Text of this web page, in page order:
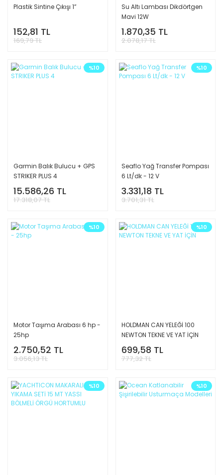
Plastik Sintine Çıkışı 1”
152,81 TL
169,79 TL
Su Altı Lambası Dikdörtgen
Mavi 12W
1.870,35 TL
2.078,17 TL
%10
Garmin Balık Bulucu + GPS
STRIKER PLUS 4
15.586,26 TL
17.318,07 TL
%10
Seaflo Yağ Transfer Pompası
6 Lt/dk - 12 V
3.331,18 TL
3.701,31 TL
%10
Motor Taşıma Arabası 6 hp -
25hp
2.750,52 TL
3.056,13 TL
%10
HOLDMAN CAN YELEĞİ 100
NEWTON TEKNE VE YAT İÇİN
699,58 TL
777,32 TL
%10 %10